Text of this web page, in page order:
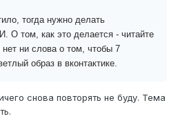
тогда нужно делать
О том, как это делается - читайте
ни слова о том, чтобы 7
образ в вконтактике.
снова повторять не буду. Тема